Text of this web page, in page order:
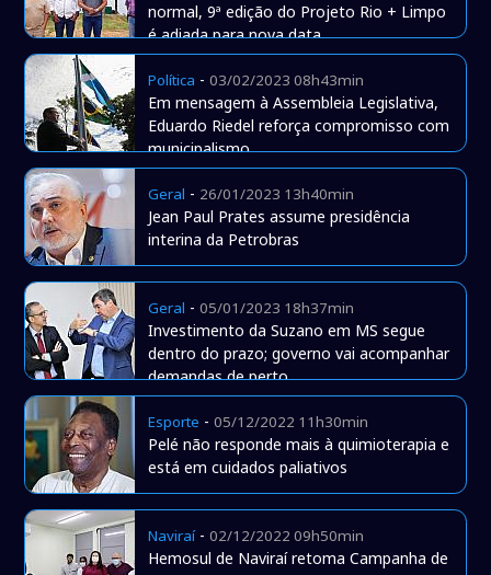
normal, 9ª edição do Projeto Rio + Limpo
é adiada para nova data
Política -03/02/2023 08h43min
Em mensagem à Assembleia Legislativa,
Eduardo Riedel reforça compromisso com
municipalismo
Geral - 26/01/2023 13h40min
Jean Paul Prates assume presidência
interina da Petrobras
Geral -05/01/2023 18h37min
Investimento da Suzano em MS segue
dentro do prazo; governo vai acompanhar
demandas de perto
Esporte -05/12/2022 11h30min
Pelé não responde mais à quimioterapia e
está em cuidados paliativos
Naviraí-02/12/2022 09h50min
Hemosul de Naviraí retoma Campanha de